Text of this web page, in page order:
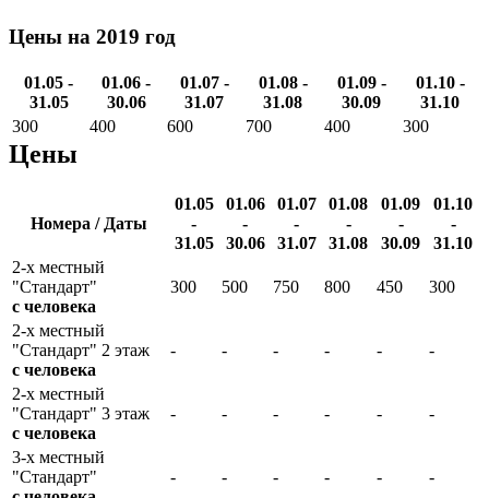
Цены на 2019 год
01.05 -
31.05
01.06 -
30.06
01.07 -
31.07
01.08 -
31.08
01.09 -
30.09
01.10 -
31.10
300
400 600 700 400 300
Цены
Номера / Даты
01.05
-
31.05
01.06
-
30.06
01.07
-
31.07
01.08
-
31.08
01.09
-
30.09
01.10
-
31.10
2-х местный
"Стандарт"
с человека
300 500 750 800 450 300
2-х местный
"Стандарт" 2 этаж
с человека
- - - - - -
2-х местный
"Стандарт" 3 этаж
с человека
- - - - - -
3-х местный
"Стандарт"
- - - - - -